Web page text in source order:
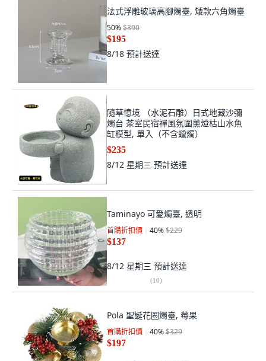
法式浮雕玻璃高腳燭臺, 矮款六角燭臺
50%$390
$195
8/18 預計送達
隨草憶境 （水泥石雕）日式地藏沙彌
燭台 茶室民宿禪風氛圍薰燈枯山水魚
缸模型, 單入（不含蠟燭）
$235
8/12 星期三 預計送達
Taminayo 可愛燭臺, 透明
首購折扣價 40%$229
$137
8/12 星期三 預計送達
(10)
Pola 聖誕花圈燭臺, 莓果
首購折扣價 40%$329
$197